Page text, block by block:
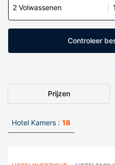
2 Volwassenen
Controleer
Prijzen
Hotel Kamers : 18